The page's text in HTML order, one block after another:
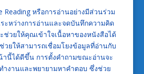
Reading หรือการอ่านอย่างมีส่วนร่วม
ะหว่างการอ่านและจดบันทึกความคิด
ช่วยให้คุณเข้าใจเนื้อหาของหนังสือได้
วยให้สามารถเชื่อมโยงข้อมูลที่อ่านกับ
านี้ได้ดีขึ้น การตั้งคำถามขณะอ่านจะ
งานและพยายามหาคำตอบ ซึ่งช่วย